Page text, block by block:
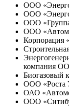
ООО
ООО
ООО
ООО
компания
Биогазовый
ООО «Роста
ОАО
ООО